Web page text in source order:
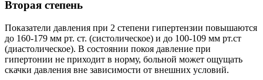
Вторая степень
Показатели давления при 2 степени гипертензии повышаются
до 160-179 мм рт. ст. (систолическое) и до 100-109 мм рт.ст
(диастолическое). В состоянии покоя давление при
гипертонии не приходит в норму, больной может ощущать
скачки давления вне зависимости от внешних условий.